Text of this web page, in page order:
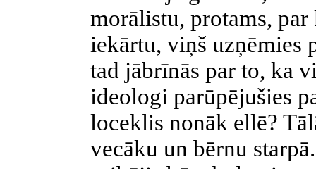
morālistu, protams,
iekārtu, viņš uzņēmies
tad jābrīnās par to, ka
ideologi parūpējušies
loceklis nonāk ellē?
vecāku un bērnu